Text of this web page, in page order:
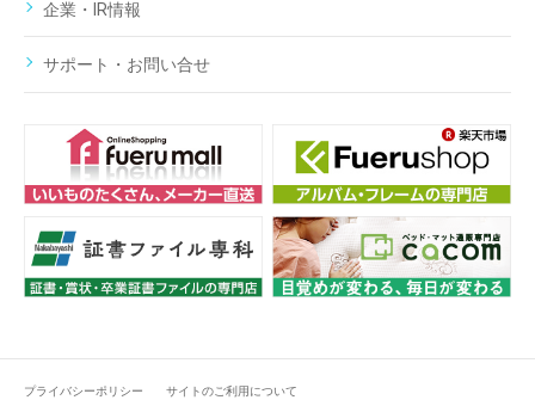
企業・IR情報
サポート・お問い合せ
プライバシーポリシー サイトのご利用について